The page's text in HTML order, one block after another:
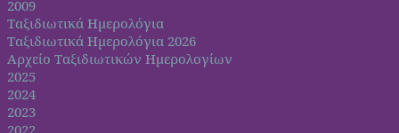
2009
Ταξιδιωτικά Ημερολόγια
Ταξιδιωτικά Ημερολόγια 2026
Αρχείο Ταξιδιωτικών Ημερολογίων
2025
2024
2023